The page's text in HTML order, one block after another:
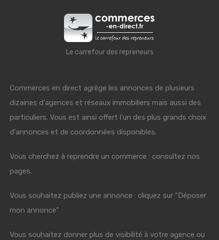
Le carrefour des repreneurs
Commerces en direct agrège les annonces de plusieurs
dizaines d'agences et réseaux immobiliers mais aussi des
particuliers. Vous est ainsi offert l'un des plus grands choix
d'annonces et de coordonnées disponibles.
Vous cherchez à reprendre un commerce : consultez nos
pages.
Vous souhaitez publiez une annonce : cliquez sur "Déposer
mon annonce"
Vous souhaitez donner plus de visibilité à votre agence ou